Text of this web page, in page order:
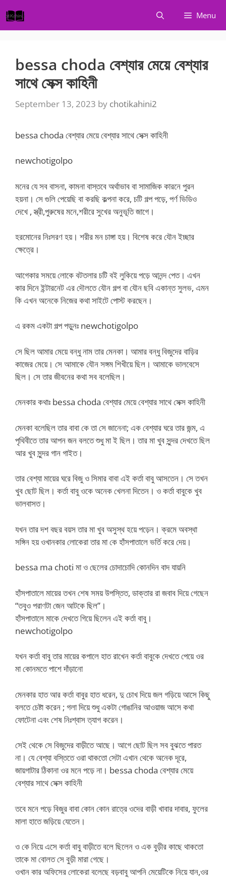
to
content
Menu
bessa choda বেশ্যার মেয়ে বেশ্যার
সাথে সেক্স কাহিনী
September 13, 2023 by chotikahini2
bessa choda বেশ্যার মেয়ে বেশ্যার সাথে সেক্স কাহিনী
newchotigolpo
মনের যে সব বাসনা, কামনা বাস্তবে অর্থাভাব বা সামাজিক কারনে পুরন
হয়না। সে গুলি পেয়েছি বা করছি কল্পনা করে, চটি গল্প পড়ে, পর্ণ ভিডিও
দেখে , স্ত্রী,পুরুষের মনে,শরীরে সুখের অনুভূতি জাগে।
হরমোনের নিঃসরণ হয়। শরীর মন চাঙ্গা হয়। বিশেষ করে যৌন ইচ্ছার
ক্ষেত্রে।
আগেকার সময়ে লোকে বটতলার চটি বই লুকিয়ে পড়ে আনন্দ পেত। এখন
কার দিনে ইন্টারনেট এর দৌলতে যৌন গল্প বা যৌন ছবি একান্ত সুলভ, এমন
কি এখন অনেকে নিজের কথা সাইটে পোস্ট করছেন।
এ রকম একটা গল্প পড়ুনঃ newchotigolpo
সে ছিল আমার মেয়ে বন্ধু নাম তার মেনকা। আমার বন্ধু বিজুদের বাড়ির
কাজের মেয়ে। সে আমাকে যৌন সঙ্গম শিখীয়ে ছিল। আমাকে ভালবেসে
ছিল। সে তার জীবনের কথা সব বলেছিল।
মেনকার কথাঃ bessa choda বেশ্যার মেয়ে বেশ্যার সাথে সেক্স কাহিনী
মেনকা বলেছিল তার বাবা কে তা সে জানেনা; এক বেশ্যার ঘরে তার জন্ম, এ
পৃথিবীতে তার আপন জন বলতে শুধু মা ই ছিল। তার মা খুব সুন্দর দেখতে ছিল
আর খুব সুন্দর গান গাইত।
তার বেশ্যা মায়ের ঘরে বিজু ও সিমার বাবা এই কর্তা বাবু আসতেন। সে তখন
খুব ছোট ছিল। কর্তা বাবু ওকে অনেক খেলনা দিতেন। ও কর্তা বাবুকে খুব
ভালবাসত।
যখন তার দশ বছর বয়স তার মা খুব অসুস্থ হয়ে পড়েন। ক্রমে অবস্থা
সঙ্গিন হয় ওখানকার লোকেরা তার মা কে হাঁসপাতালে ভর্তি করে দেয়।
bessa ma choti মা ও ছেলের চোদাচোদি কোনদিন বাদ যায়নি
হাঁসপাতালে মায়ের তখন শেষ সময় উপস্তিত, ডাক্তার রা জবাব দিয়ে গেছেন
“তবুও পরাণটা জেন আটকে ছিল”।
হাঁসপাতালে মাকে দেখতে গিয়ে ছিলেন এই কর্তা বাবু।
newchotigolpo
যখন কর্তা বাবু তার মায়ের কপালে হাত রাখেন কর্তা বাবুকে দেখতে পেয়ে ওর
মা কোনমতে পাশে দাঁড়ানো
মেনকার হাত আর কর্তা বাবুর হাত ধরেন, দু চোখ দিয়ে জল গড়িয়ে আসে কিছু
বলতে চেষ্টা করেন ; গলা দিয়ে শুধু একটা গোঙানির আওয়াজ আসে কথা
ফোটেনা এবং শেষ নিঃশ্বাস ত্যাগ করেন।
সেই থেকে সে বিজুদের বাড়ীতে আছে। আগে ছোট ছিল সব বুঝতে পারত
না। যে বেশ্যা বস্তিতে ওরা থাকতো সেটা এখান থেকে অনেক দূরে,
জায়গাটার ঠিকানা ওর মনে পড়ে না। bessa choda বেশ্যার মেয়ে
বেশ্যার সাথে সেক্স কাহিনী
তবে মনে পড়ে বিজুর বাবা কোন কোন রাত্রে ওদের বাড়ী খাবার দাবার, ফুলের
মালা হাতে জড়িয়ে যেতেন।
ও কে নিয়ে এসে কর্তা বাবু বাড়ীতে বলে ছিলেন ও এক বুড়ীর কাছে থাকতো
তাকে মা বোলত সে বুড়ী মারা গেছে।
ওখান কার অফিসের লোকেরা বলেছে বড়বাবু আপনি মেয়েটিকে নিয়ে যান,ওর